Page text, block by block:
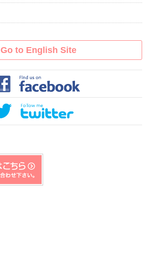
Go to English Site